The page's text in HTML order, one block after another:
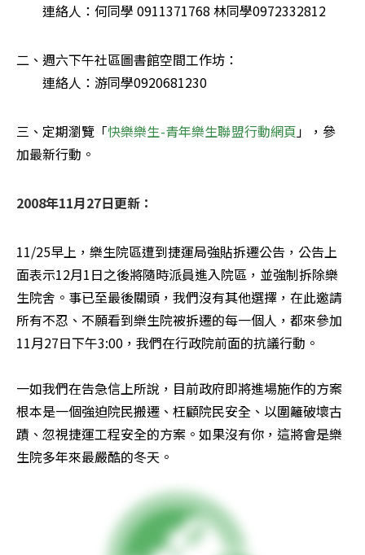
連絡人：何同學 0911371768 林同學0972332812
二、週六下午社區圖書館空間工作坊：
連絡人：游同學0920681230
三、定期瀏覽「快樂樂生-青年樂生聯盟行動網頁」，參
加最新行動。
2008年11月27日更新：
11/25早上，樂生院區遭到捷運局強貼拆遷公告，公告上
面表示12月1日之後將隨時派員進入院區，並強制拆除樂
生院舍。事已至最後關頭，我們沒有其他選擇，在此邀請
所有不忍、不願看到樂生院被拆遷的每一個人，都來參加
11月27日下午3:00，我們在行政院前面的抗議行動。
一如我們在告急信上所說，目前政府即將進場施作的方案
根本是一個強迫院民搬遷、枉顧院民安全、以圍籬破壞古
蹟、忽視捷運工程安全的方案。如果沒有你，這將會是樂
生院多年來最嚴酷的冬天。